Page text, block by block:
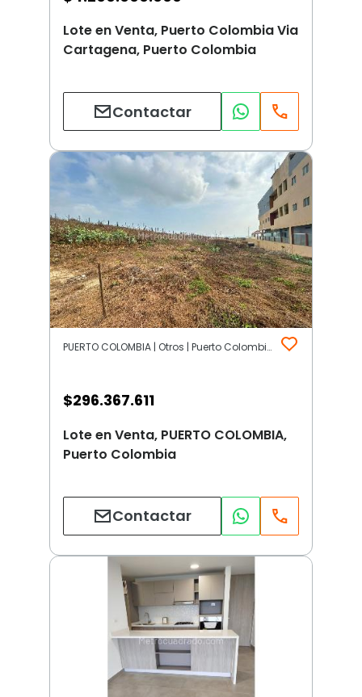
Lote en Venta, Puerto Colombia Via
Cartagena, Puerto Colombia
Contactar
PUERTO COLOMBIA | Otros | Puerto Colombia
$296.367.611
Lote en Venta, PUERTO COLOMBIA,
Puerto Colombia
Contactar